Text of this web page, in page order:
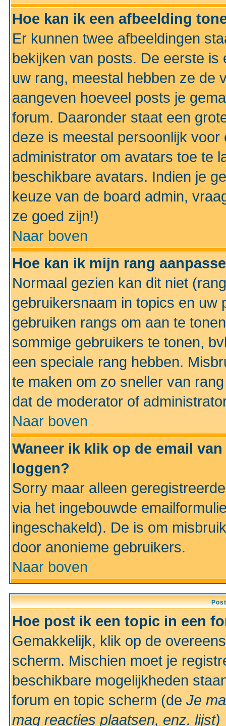
Hoe kan ik een afbeelding
Er kunnen twee afbeeldingen
bekijken van posts. De eerste
uw rang, meestal hebben ze de
aangeven hoeveel posts je
forum. Daaronder staat een
deze is meestal persoonlijk
administrator om avatars toe te
beschikbare avatars. Indien je
keuze van de board admin,
ze goed zijn!)
Naar boven
Hoe kan ik mijn rang
Normaal gezien kan dit niet
gebruikersnaam in topics en uw
gebruiken rangs om aan te
sommige gebruikers te tonen,
een speciale rang hebben.
te maken om zo sneller van
dat de moderator of
Naar boven
Waneer ik klik op de email
loggen?
Sorry maar alleen
via het ingebouwde
ingeschakeld). De is om
door anonieme gebruikers.
Naar boven
Hoe post ik een topic in een
Gemakkelijk, klik op de
scherm. Mischien moet je
beschikbare mogelijkheden
forum en topic scherm (de Je
mag reacties plaatsen, enz. lijst)